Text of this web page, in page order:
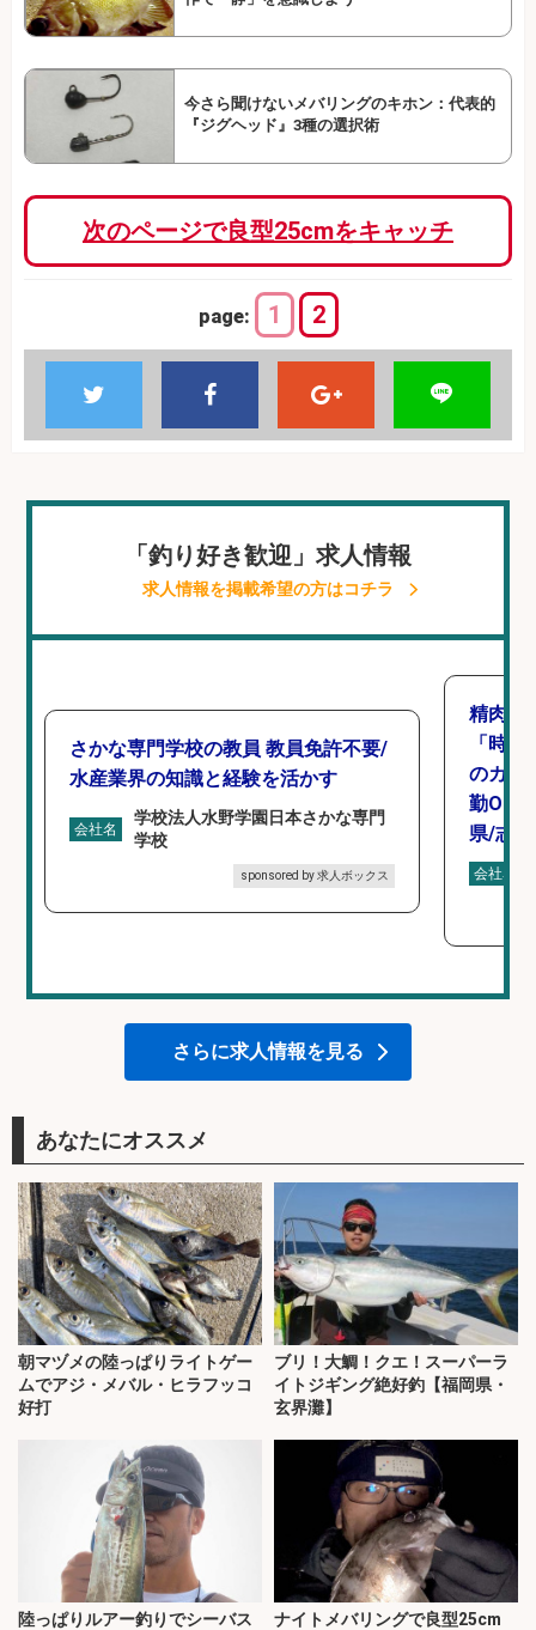
今さら聞けないメバリングのキホン：代表的
『ジグヘッド』3種の選択術
次のページで良型25cmをキャッチ
page: 1 2
「釣り好き歓迎」求人情報
求人情報を掲載希望の方はコチラ
さかな専門学校の教員 教員免許不要/
水産業界の知識と経験を活かす
会社名
学校法人水野学園日本さかな専門
学校
sponsored by 求人ボックス
精肉・
「時
のカッ
勤OK×
県/志
会社名
さらに求人情報を見る
あなたにオススメ
朝マヅメの陸っぱりライトゲー
ムでアジ・メバル・ヒラフッコ
好打
ブリ！大鯛！クエ！スーパーラ
イトジギング絶好釣【福岡県・
玄界灘】
陸っぱりルアー釣りでシーバス
ナイトメバリングで良型25cm